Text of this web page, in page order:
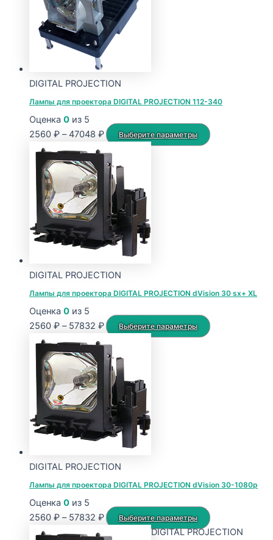
DIGITAL PROJECTION
Лампы для проектора DIGITAL PROJECTION 112-340
Оценка 0 из 5
2560 ₽ – 47048 ₽Диапазон
2560 ₽
–
47048 ₽
Выберите параметры
Этот
DIGITAL PROJECTION
Лампы для проектора DIGITAL PROJECTION dVision 30 sx+ XL
Оценка 0 из 5
2560 ₽ – 57832 ₽Диапазон
2560 ₽
–
57832 ₽
Выберите параметры
Этот
DIGITAL PROJECTION
Лампы для проектора DIGITAL PROJECTION dVision 30-1080p
Оценка 0 из 5
2560 ₽ – 57832 ₽Диапазон
Выберите параметры
Этот
товар
DIGITAL PROJECTION